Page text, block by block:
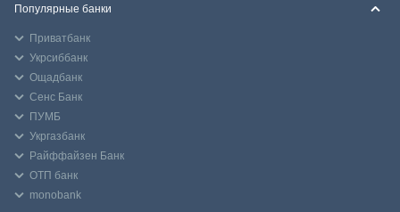
Популярные банки
Приватбанк
Укрсиббанк
Ощадбанк
Сенс Банк
ПУМБ
Укргазбанк
Райффайзен Банк
ОТП банк
monobank